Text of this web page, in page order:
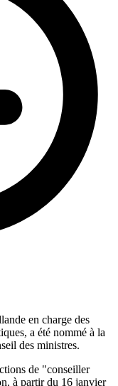
en charge des
a été nommé à la
des ministres.
de "conseiller
à partir du 16 janvier